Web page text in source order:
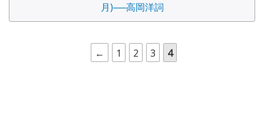
月)──高岡洋詞
← 1 2 3 4